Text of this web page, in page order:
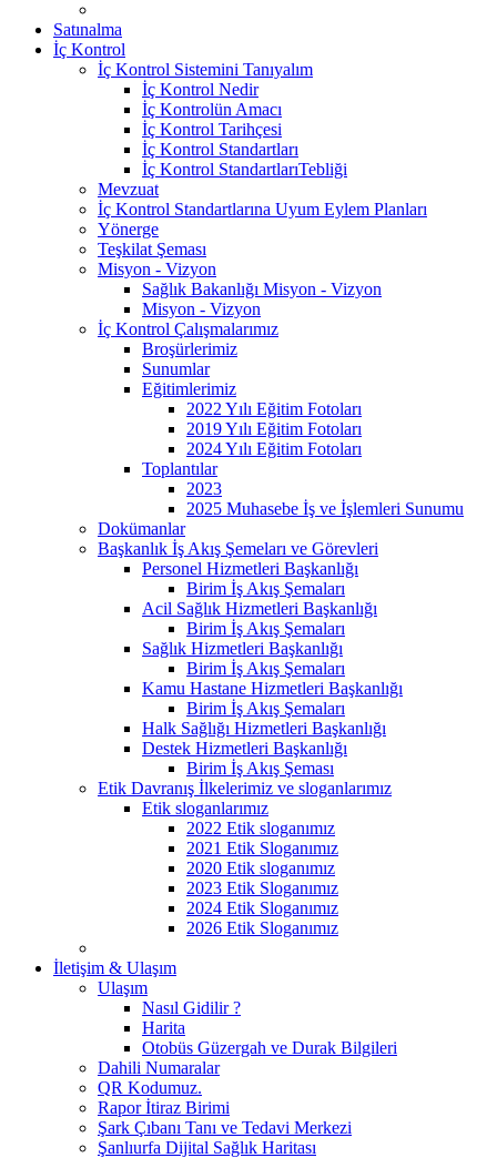
Satınalma
İç Kontrol
İç Kontrol Sistemini Tanıyalım
İç Kontrol Nedir
İç Kontrolün Amacı
İç Kontrol Tarihçesi
İç Kontrol Standartları
İç Kontrol StandartlarıTebliği
Mevzuat
İç Kontrol Standartlarına Uyum Eylem Planları
Yönerge
Teşkilat Şeması
Misyon - Vizyon
Sağlık Bakanlığı Misyon - Vizyon
Misyon - Vizyon
İç Kontrol Çalışmalarımız
Broşürlerimiz
Sunumlar
Eğitimlerimiz
2022 Yılı Eğitim Fotoları
2019 Yılı Eğitim Fotoları
2024 Yılı Eğitim Fotoları
Toplantılar
2023
2025 Muhasebe İş ve İşlemleri Sunumu
Dokümanlar
Başkanlık İş Akış Şemeları ve Görevleri
Personel Hizmetleri Başkanlığı
Birim İş Akış Şemaları
Acil Sağlık Hizmetleri Başkanlığı
Birim İş Akış Şemaları
Sağlık Hizmetleri Başkanlığı
Birim İş Akış Şemaları
Kamu Hastane Hizmetleri Başkanlığı
Birim İş Akış Şemaları
Halk Sağlığı Hizmetleri Başkanlığı
Destek Hizmetleri Başkanlığı
Birim İş Akış Şeması
Etik Davranış İlkelerimiz ve sloganlarımız
Etik sloganlarımız
2022 Etik sloganımız
2021 Etik Sloganımız
2020 Etik sloganımız
2023 Etik Sloganımız
2024 Etik Sloganımız
2026 Etik Sloganımız
İletişim & Ulaşım
Ulaşım
Nasıl Gidilir ?
Harita
Otobüs Güzergah ve Durak Bilgileri
Dahili Numaralar
QR Kodumuz.
Rapor İtiraz Birimi
Şark Çıbanı Tanı ve Tedavi Merkezi
Şanlıurfa Dijital Sağlık Haritası